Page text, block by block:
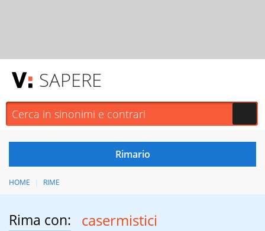
SAPERE
HOME RIME
Rima con: casermistici